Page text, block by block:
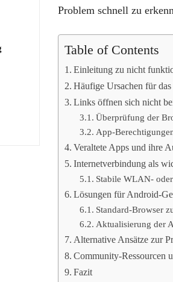
Problem schnell zu
Table of Contents
Einleitung zu nicht
Häufige Ursachen für
Links öffnen sich nicht
Überprüfung der
App-
Veraltete Apps und ihre
Internetverbindung als
Stabile WLAN-
Lösungen für Android-
Standard-Browser
Aktualisierung der
Alternative Ansätze zur
Community-Ressourcen
Fazit